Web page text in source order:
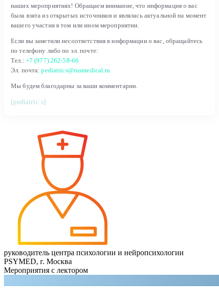
наших мероприятиях! Обращаем внимание, что информация о вас
была взята из открытых источников и являлась актуальной на момент
вашего участия в том или ином мероприятии.
Если вы заметили несоответствия в информации о вас, обращайтесь
по телефону либо по эл. почте:
Тел.: +7 (977) 262-58-66
Эл. почта:pediatrics@rusmedical.ru
Мы будем благодарны за ваши комментарии.
[pediatric`s]
руководитель центра психологии и нейропсихологии
PSYMED, г. Москва
Мероприятия с лектором